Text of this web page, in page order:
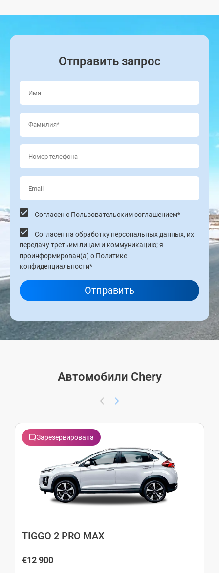
E-mail
SMS
Телефон
соответствующим контролером, как описано в
Заявлении о конфиденциальности. Для получения
дополнительной информации о ваших правах,
контактной информации, см.
Принимая это, вы соглашаетесь наобработку
ваших персональных данных
дистрибьюторомSRL«GBS».
Tiggo 9 Tiggo 8 Pro MAX
Tiggo 4 Tiggo 4 HEV
Отправить запрос
Согласен с Пользовательским соглашением*
Согласен на обработку персональных данных, их
передачу третьим лицам и коммуникацию; я
проинформирован(а) о Политике
конфиденциальности*
Отправить
Автомобили Chery
Зарезервирована
TIGGO 2 PRO MAX
€12 900